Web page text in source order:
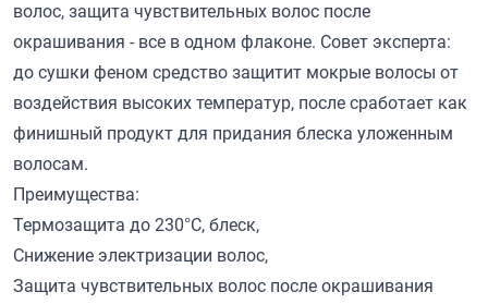
волос, защита чувствительных волос после
окрашивания - все в одном флаконе. Cовет эксперта:
до сушки феном средство защитит мокрые волосы от
воздействия высоких температур, после сработает как
финишный продукт для придания блеска уложенным
волосам.
Преимущества:
Термозащита до 230°С, блеск,
Снижение электризации волос,
Защита чувствительных волос после окрашивания